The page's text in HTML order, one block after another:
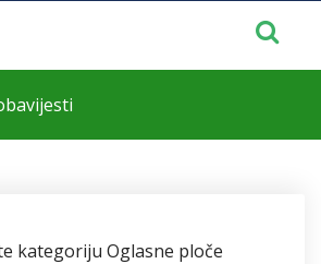
kategoriju Oglasne ploče